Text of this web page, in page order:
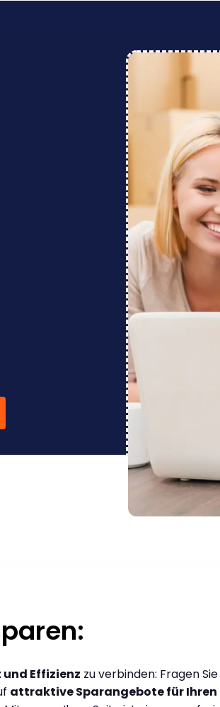
Effizienz zu verbinden: Fragen Sie
attraktive Sparangebote für Ihren